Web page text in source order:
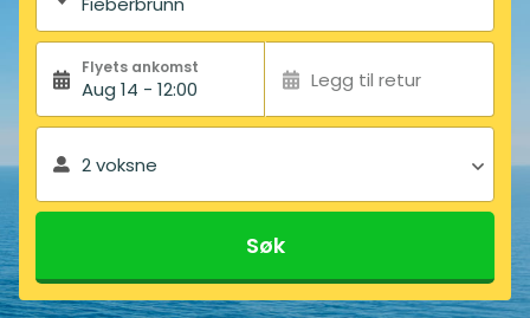
Flyets ankomst
Aug 14 - 12:00 Legg til retur
2 voksne
Søk